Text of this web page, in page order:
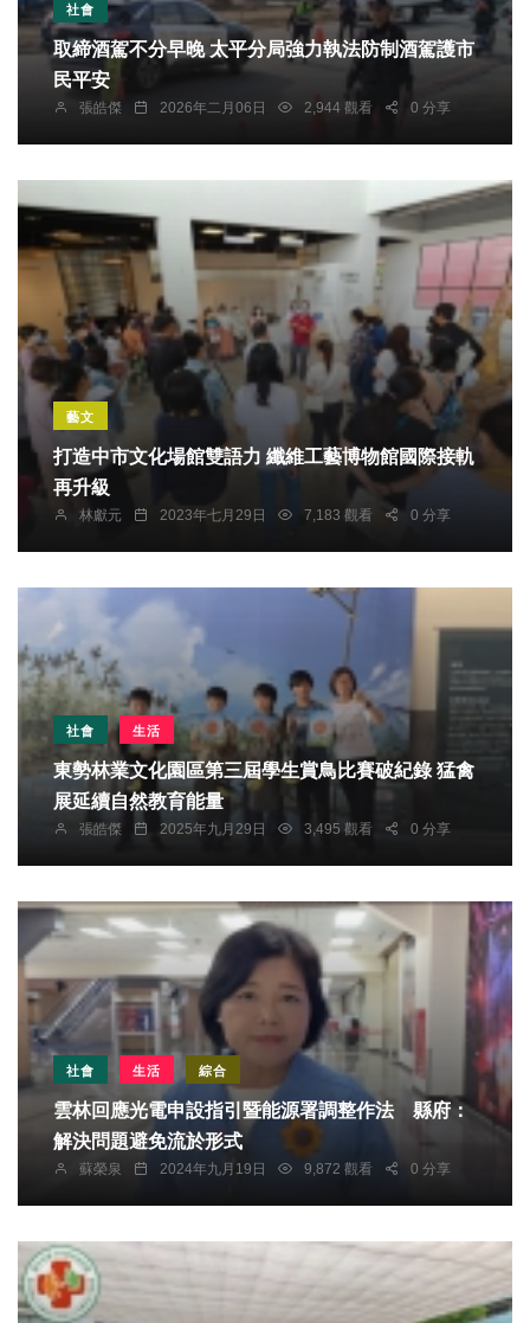
社會
取締酒駕不分早晚 太平分局強力執法防制酒駕護市
民平安
張皓傑 2026年二月06日 2,944 觀看 0 分享
藝文
打造中市文化場館雙語力 纖維工藝博物館國際接軌
再升級
林獻元 2023年七月29日 7,183 觀看 0 分享
社會 生活
東勢林業文化園區第三屆學生賞鳥比賽破紀錄 猛禽
展延續自然教育能量
張皓傑 2025年九月29日 3,495 觀看 0 分享
社會 生活 綜合
雲林回應光電申設指引暨能源署調整作法 縣府：
解決問題避免流於形式
蘇榮泉 2024年九月19日 9,872 觀看 0 分享